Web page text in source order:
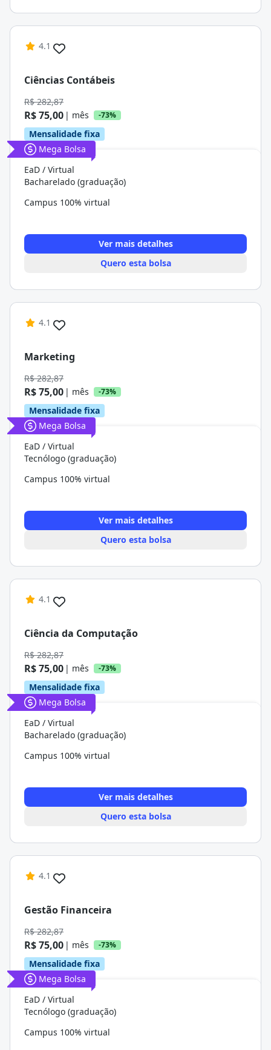
4.1
Ciências Contábeis
R$ 282,87
R$ 75,00 | mês -73%
Mensalidade fixa
Mega Bolsa
EaD / Virtual
Bacharelado (graduação)
Campus 100% virtual
Ver mais detalhes
Quero esta bolsa
4.1
Marketing
R$ 282,87
R$ 75,00 | mês -73%
Mensalidade fixa
Mega Bolsa
EaD / Virtual
Tecnólogo (graduação)
Campus 100% virtual
Ver mais detalhes
Quero esta bolsa
4.1
Ciência da Computação
R$ 282,87
R$ 75,00 | mês -73%
Mensalidade fixa
Mega Bolsa
EaD / Virtual
Bacharelado (graduação)
Campus 100% virtual
Ver mais detalhes
Quero esta bolsa
4.1
Gestão Financeira
R$ 282,87
R$ 75,00 | mês -73%
Mensalidade fixa
Mega Bolsa
EaD / Virtual
Tecnólogo (graduação)
Campus 100% virtual